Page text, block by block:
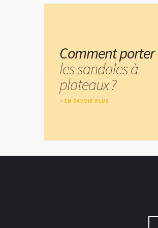
Comment porter
les sandales à
plateaux ?
EN SAVOIR PLUS